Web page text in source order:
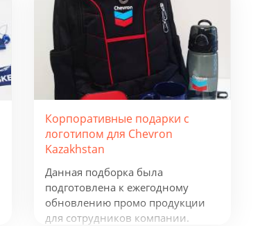
Корпоративные подарки с
логотипом для Chevron
Kazakhstan
Данная подборка была
подготовлена к ежегодному
обновлению промо продукции
для сотрудников компании.